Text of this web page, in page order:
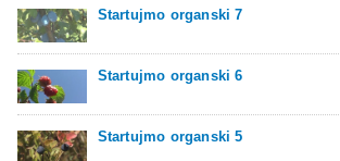
Startujmo organski 7
Startujmo organski 6
Startujmo organski 5